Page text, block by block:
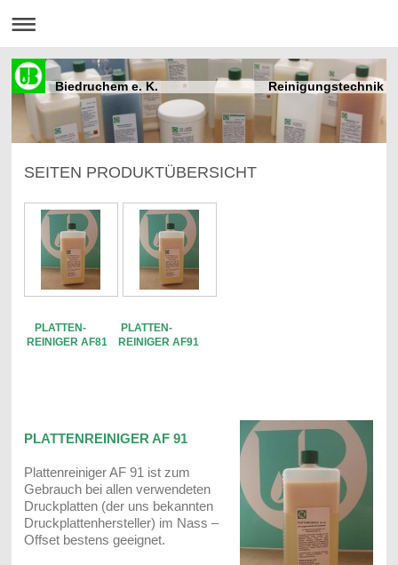
Biedruchem e. K. Reinigungstechnik
SEITEN PRODUKTÜBERSICHT
PLATTEN- PLATTEN-
REINIGER AF81 REINIGER AF91
PLATTENREINIGER AF 91
Plattenreiniger AF 91 ist zum
Gebrauch bei allen verwendeten
Druckplatten (der uns bekannten
Druckplattenhersteller) im Nass –
Offset bestens geeignet.